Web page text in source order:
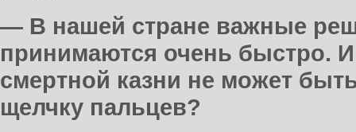
— В нашей стране важные
принимаются очень быстро.
смертной казни не может
щелчку пальцев?